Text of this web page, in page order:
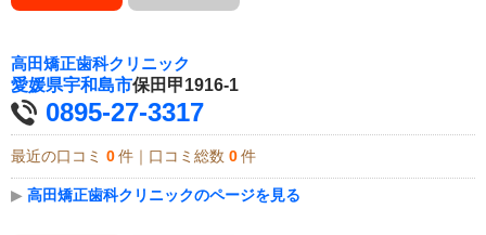
高田矯正歯科クリニック
愛媛県宇和島市保田甲1916-1
0895-27-3317
最近の口コミ 0 件｜口コミ総数 0 件
▶ 高田矯正歯科クリニックのページを見る